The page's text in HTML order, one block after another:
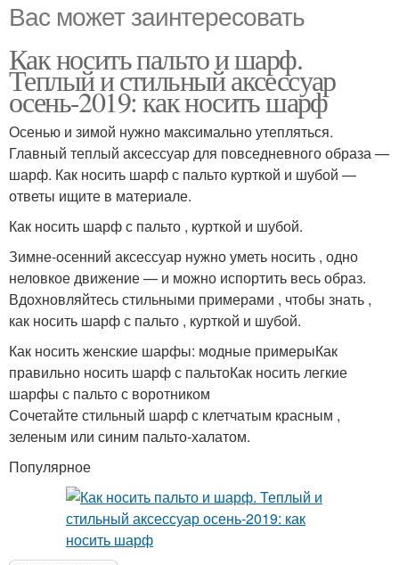
Вас может заинтересовать
Как носить пальто и шарф.
Теплый и стильный аксессуар
осень-2019: как носить шарф
Осенью и зимой нужно максимально утепляться.
Главный теплый аксессуар для повседневного образа —
шарф. Как носить шарф с пальто курткой и шубой —
ответы ищите в материале.
Как носить шарф с пальто , курткой и шубой.
Зимне-осенний аксессуар нужно уметь носить , одно
неловкое движение — и можно испортить весь образ.
Вдохновляйтесь стильными примерами , чтобы знать ,
как носить шарф с пальто , курткой и шубой.
Как носить женские шарфы: модные примерыКак
правильно носить шарф с пальтоКак носить легкие
шарфы с пальто с воротником
Сочетайте стильный шарф с клетчатым красным ,
зеленым или синим пальто-халатом.
Популярное